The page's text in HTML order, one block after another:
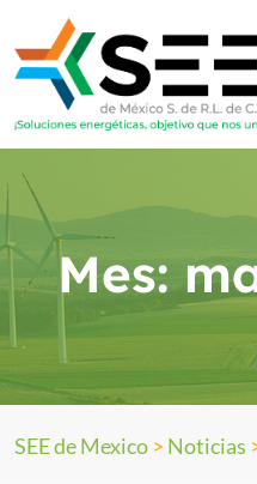
Mes:
SEE de Mexico > Noticias